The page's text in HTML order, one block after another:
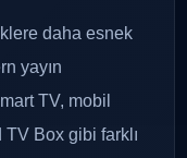
daha esnek
yayın
TV, mobil
Box gibi farklı